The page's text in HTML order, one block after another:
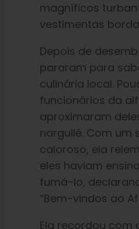
magníficos
vestimentas
Depois de
pararam para
culinária local.
funcionários da
aproximaram
narguilé. Com um
caloroso, ela
eles haviam
fumá-lo,
“Bem-vindos ao
Ela recordou com